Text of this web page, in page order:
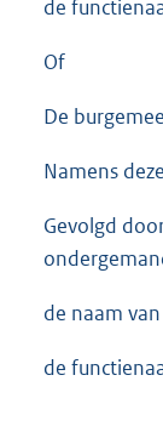
de
Of
De
Namens
Gevolgd
de naam
de